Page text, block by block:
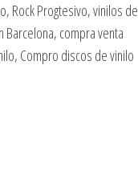
Rock Progtesivo, vinilos de
Barcelona, compra venta
Compro discos de vinilo